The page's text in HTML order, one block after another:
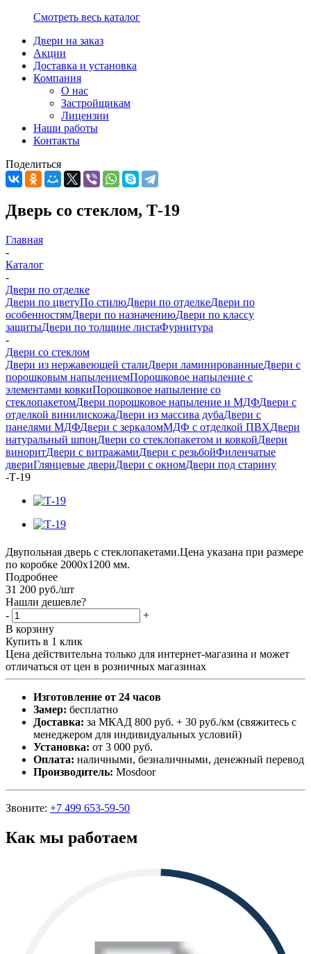
Смотреть весь каталог
Двери на заказ
Акции
Доставка и установка
Компания
О нас
Застройщикам
Лицензии
Наши работы
Контакты
Поделиться
Дверь со стеклом, Т-19
Главная
-
Каталог
-
Двери по отделке
Двери по цветуПо стилюДвери по отделкеДвери по
особенностямДвери по назначениюДвери по классу
защитыДвери по толщине листаФурнитура
-
Двери со стеклом
Двери из нержавеющей сталиДвери ламинированныеДвери с
порошковым напылениемПорошковое напыление с
элементами ковкиПорошковое напыление со
стеклопакетомДвери порошковое напыление и МДФДвери с
отделкой винилискожаДвери из массива дубаДвери с
панелями МДФДвери с зеркаломМДФ с отделкой ПВХДвери
натуральный шпонДвери со стеклопакетом и ковкойДвери
виноритДвери с витражамиДвери с резьбойФиленчатые
двериГлянцевые двериДвери с окномДвери под старину
-Т-19
Двупольная дверь с стеклопакетами.Цена указана при размере
по коробке 2000х1200 мм.
Подробнее
31 200 руб./шт
Нашли дешевле?
-
+
В корзину
Купить в 1 клик
Цена действительна только для интернет-магазина и может
отличаться от цен в розничных магазинах
Изготовление от 24 часов
Замер: бесплатно
Доставка: за МКАД 800 руб. + 30 руб./км (свяжитесь с
менеджером для индивидуальных условий)
Установка: от 3 000 руб.
Оплата: наличными, безналичными, денежный перевод
Производитель: Mosdoor
Звоните: +7 499 653-59-50
Как мы работаем